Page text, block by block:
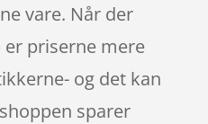
vare. Når der
priserne mere
og det kan
sparer